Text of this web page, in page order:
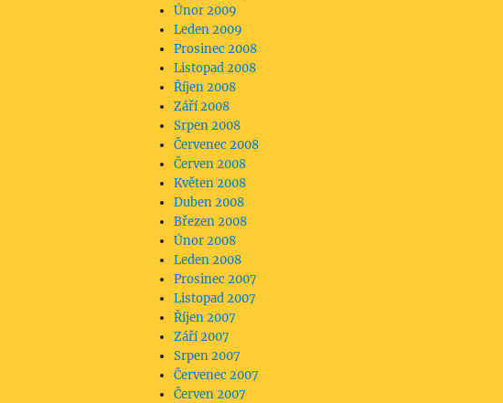
Únor 2009
Leden 2009
Prosinec 2008
Listopad 2008
Říjen 2008
Září 2008
Srpen 2008
Červenec 2008
Červen 2008
Květen 2008
Duben 2008
Březen 2008
Únor 2008
Leden 2008
Prosinec 2007
Listopad 2007
Říjen 2007
Září 2007
Srpen 2007
Červenec 2007
Červen 2007